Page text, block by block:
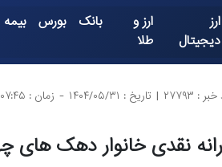
ارز
دیجیتال
ارز و
طلا
بانک بورس بیمه
: ۲۷۷۹۳ | تاریخ : ۱۴۰۴/۰۵/۳۱ - زمان : ۰۷:۴۵
نقدی خانوار دهک های